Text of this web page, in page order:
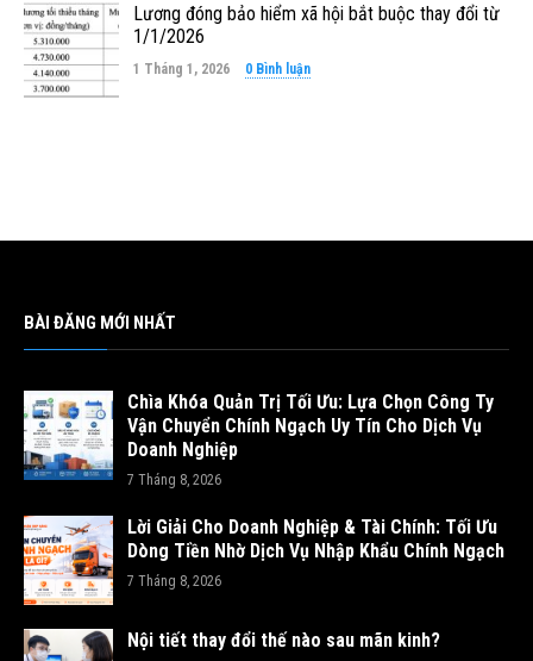
Lương đóng bảo hiểm xã hội bắt buộc thay đổi từ
1/1/2026
1 Tháng 1, 2026 0 Bình luận
BÀI ĐĂNG MỚI NHẤT
Chìa Khóa Quản Trị Tối Ưu: Lựa Chọn Công Ty
Vận Chuyển Chính Ngạch Uy Tín Cho Dịch Vụ
Doanh Nghiệp
7 Tháng 8, 2026
Lời Giải Cho Doanh Nghiệp & Tài Chính: Tối Ưu
Dòng Tiền Nhờ Dịch Vụ Nhập Khẩu Chính Ngạch
7 Tháng 8, 2026
Nội tiết thay đổi thế nào sau mãn kinh?